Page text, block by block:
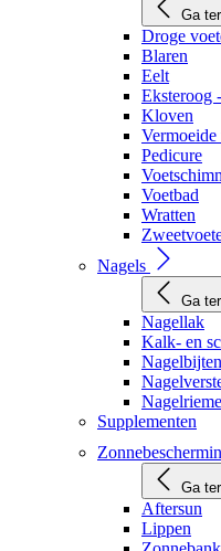
Ga
Droge
Blaren
Eelt
Eksteroog
Kloven
Vermoeide
Pedicure
Voetbad
Wratten
Nagels
Ga
Nagellak
Kalk- en
Nagelbijten
Supplementen
Ga
Aftersun
Lippen